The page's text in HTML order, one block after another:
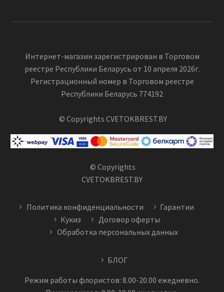
Интернет-магазин зарегистрирован в Торговом
реестре Республики Беларусь от 10 апреля 2026г.
Регистрационный номер в Торговом реестре
Республики Беларусь 774192
© Copyrights CVETOKBREST.BY
© Copyrights
CVETOKBREST.BY
Политика конфиденциальности
Гарантии
Кукиз
Договор оферты
Обработка персональных данных
БЛОГ
Режим работы флористов: 8.00-20.00 ежедневно.